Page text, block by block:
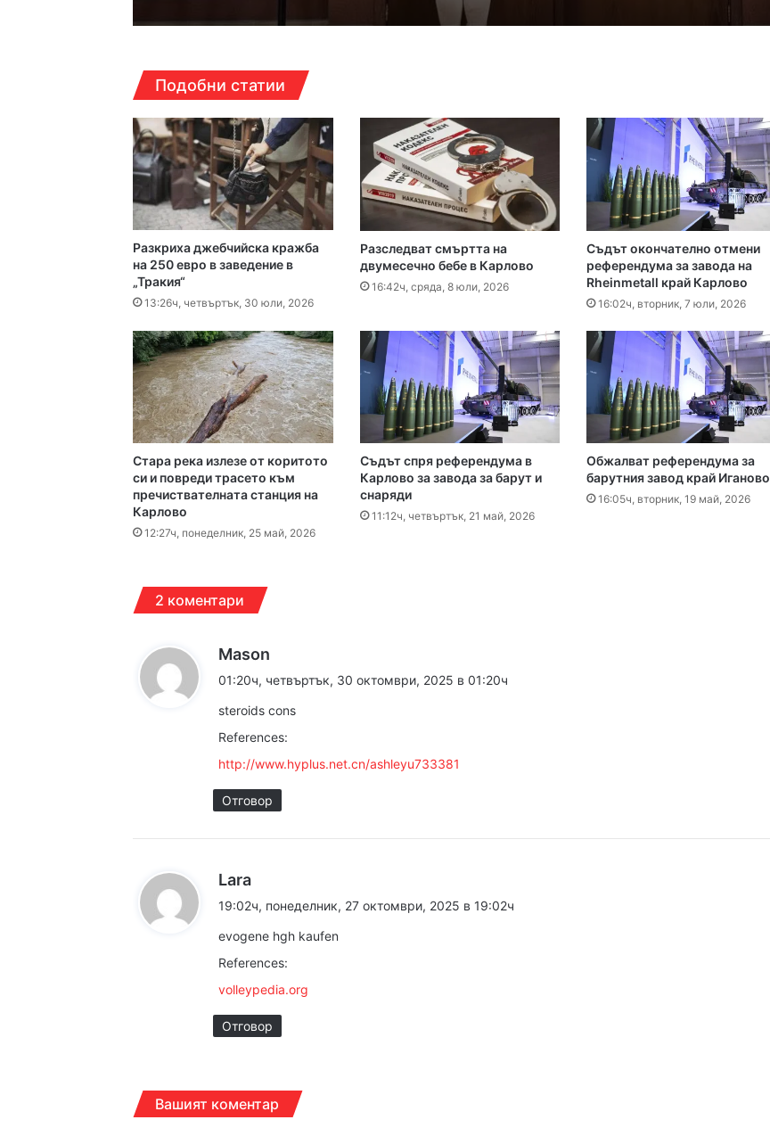
16:38ч, петък, 7 август, 2026
Над 5 кг наркотици иззети в Пловдивско за месец
16:16ч, петък, 7 август, 2026
Какво да правим в Пловдив (07.08– 13.08)
16:10ч, петък, 7 август, 2026
Етикетите в магазините остават само в евро
16:00ч, петък, 7 август, 2026
Специален гост от Бразилия посети пловдивските пожарникари
15:43ч, петък, 7 август, 2026
„Взели са му 30-те евро, да си хапнат дюнери“. Смразяващи детайли от екзекуцията на Младежкия хълм
14:21ч, петък, 7 август, 2026
Подобни статии
Разкриха джебчийска кражба
на 250 евро в заведение в
„Тракия“
13:26ч, четвъртък, 30 юли, 2026
Разследват смъртта на
двумесечно бебе в Карлово
16:42ч, сряда, 8 юли, 2026
Съдът окончателно отмени
референдума за завода на
Rheinmetall край Карлово
16:02ч, вторник, 7 юли, 2026
Стара река излезе от коритото
си и повреди трасето към
пречиствателната станция на
Карлово
12:27ч, понеделник, 25 май, 2026
Съдът спря референдума в
Карлово за завода за барут и
снаряди
11:12ч, четвъртък, 21 май, 2026
Обжалват референдума за
барутния завод край Иганово
16:05ч, вторник, 19 май, 2026
2 коментари
Mason
а
:
01:20ч, четвъртък, 30 октомври, 2025 в 01:20ч
steroids cons
References:
http://www.hyplus.net.cn/ashleyu733381
Отговор
Lara
а
:
19:02ч, понеделник, 27 октомври, 2025 в 19:02ч
evogene hgh kaufen
References:
volleypedia.org
Отговор
Вашият коментар